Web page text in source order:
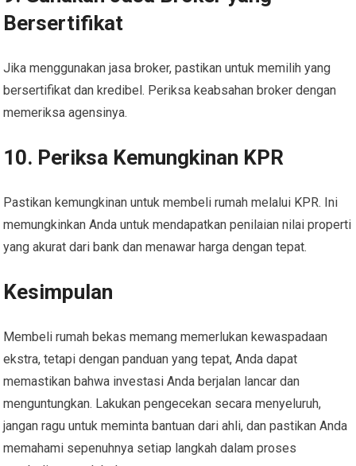
Bersertifikat
Jika menggunakan jasa broker, pastikan untuk memilih yang
bersertifikat dan kredibel. Periksa keabsahan broker dengan
memeriksa agensinya.
10. Periksa Kemungkinan KPR
Pastikan kemungkinan untuk membeli rumah melalui KPR. Ini
memungkinkan Anda untuk mendapatkan penilaian nilai properti
yang akurat dari bank dan menawar harga dengan tepat.
Kesimpulan
Membeli rumah bekas memang memerlukan kewaspadaan
ekstra, tetapi dengan panduan yang tepat, Anda dapat
memastikan bahwa investasi Anda berjalan lancar dan
menguntungkan. Lakukan pengecekan secara menyeluruh,
jangan ragu untuk meminta bantuan dari ahli, dan pastikan Anda
memahami sepenuhnya setiap langkah dalam proses